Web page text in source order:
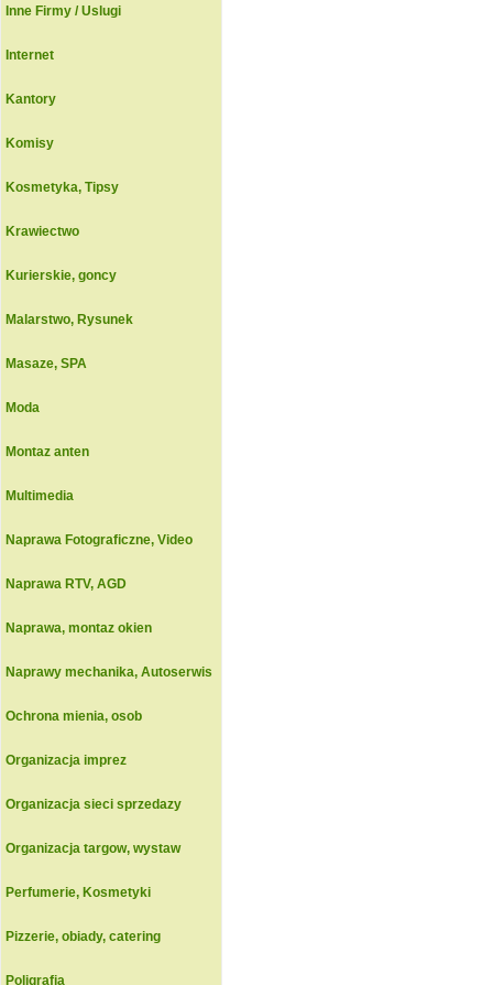
Inne Firmy / Uslugi
Internet
Kantory
Komisy
Kosmetyka, Tipsy
Krawiectwo
Kurierskie, goncy
Malarstwo, Rysunek
Masaze, SPA
Moda
Montaz anten
Multimedia
Naprawa Fotograficzne, Video
Naprawa RTV, AGD
Naprawa, montaz okien
Naprawy mechanika, Autoserwis
Ochrona mienia, osob
Organizacja imprez
Organizacja sieci sprzedazy
Organizacja targow, wystaw
Perfumerie, Kosmetyki
Pizzerie, obiady, catering
Poligrafia